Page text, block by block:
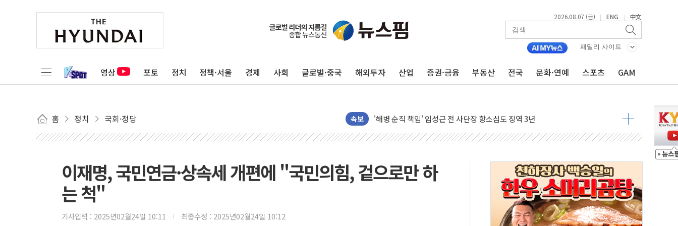
2026.08.07 (금) | ENG | 中文
패밀리 사이트
영상 포토 정치 정책·서울 경제 사회 글로벌·중국 해외투자 산업 증권·금융 부동산 전국 문화·연예 스포츠 GAM
홈 정치 국회·정당 속보
전남광주 화정역 인근 도로 4중 추돌…1명 심정지·5명 부상
청도 문수리 야산서 산불 진화 중...진화헬기 3대 투입
헥토이노베이션, 상반기 매출 첫 2000억원 돌파
우리은행, 고창해상풍력에 4000억 금융 지원
민병덕 "오늘 67개 점포 영업 재개...장바구니에 홈플러스 담아달라" 호소
하나금융이 쏘아 올린 CIFO, 금융지주 포용금융 조직개편 신호탄
종합특검, '尹 관저 이전 감사 무마' 유병호 구속 기소
코스피·코스닥 오전 동반 하락…내린 종목이 두 배 넘어
이재명, 국민연금·상속세 개편에 "국민의힘, 겉으로만 하
는 척"
기사입력 : 2025년02월24일 10:11 최종수정 : 2025년02월24일 10:12